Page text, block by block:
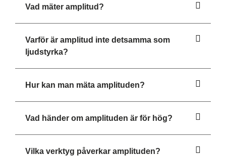
Vad mäter amplitud?
Varför är amplitud inte detsamma som
ljudstyrka?
Hur kan man mäta amplituden?
Vad händer om amplituden är för hög?
Vilka verktyg påverkar amplituden?